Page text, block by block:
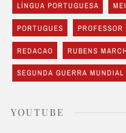
LÍNGUA PORTUGUESA
PORTUGUES PROFESSOR
REDACAO RUBENS
SEGUNDA GUERRA MUNDIAL
YOUTUBE